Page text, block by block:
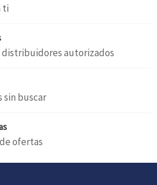
ti
distribuidores autorizados
sin buscar
ofertas